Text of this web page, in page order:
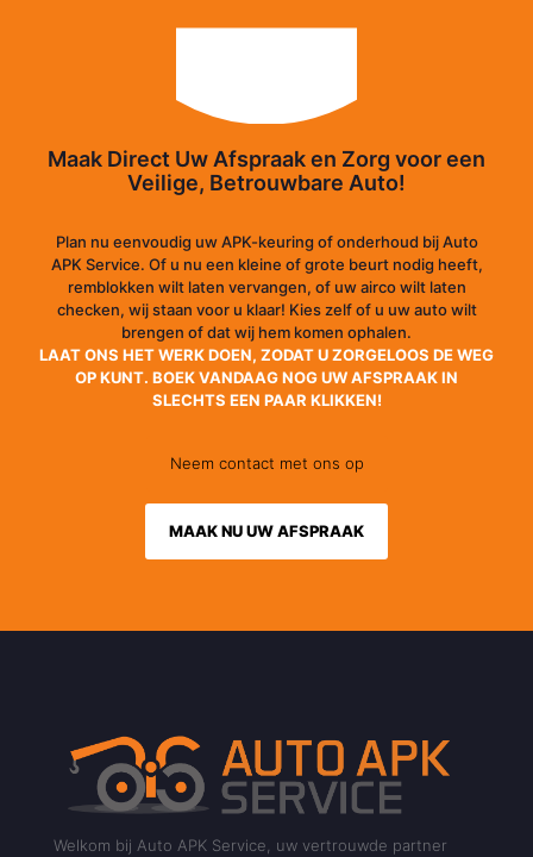
Maak Direct Uw Afspraak en Zorg voor een
Veilige, Betrouwbare Auto!
Plan nu eenvoudig uw APK-keuring of onderhoud bij Auto
APK Service. Of u nu een kleine of grote beurt nodig heeft,
remblokken wilt laten vervangen, of uw airco wilt laten
checken, wij staan voor u klaar! Kies zelf of u uw auto wilt
brengen of dat wij hem komen ophalen.
LAAT ONS HET WERK DOEN, ZODAT U ZORGELOOS DE WEG
OP KUNT. BOEK VANDAAG NOG UW AFSPRAAK IN
SLECHTS EEN PAAR KLIKKEN!
Neem contact met ons op
MAAK NU UW AFSPRAAK
Welkom bij Auto APK Service, uw vertrouwde partner